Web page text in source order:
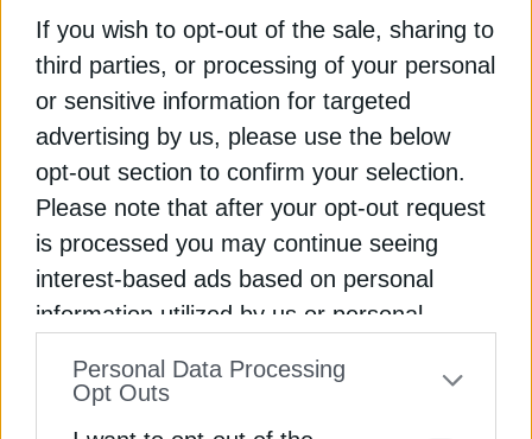
If you wish to opt-out of the sale, sharing to
third parties, or processing of your personal
or sensitive information for targeted
advertising by us, please use the below
opt-out section to confirm your selection.
Please note that after your opt-out request
is processed you may continue seeing
interest-based ads based on personal
information utilized by us or personal
to your opt-out. You may separately opt-out
Personal Data Processing
Opt Outs
Shell Go+ έρχεται να ενισχύσει αυτή την εμπειρία.
Όπως εξήγησε ο marketing manager της Coral
Κώστας Καραγιάννης, το Go+ δεν είναι απλώς μια
αλλαγή ονόματος του παλαιού Smart Club, αλλά
μια πλήρης αναβάθμιση της σχέσης πελάτη –
εταιρείας, που αξιοποιεί δεδομένα,
προσωποποιημένες προσφορές, τεχνολογικά
εργαλεία και νέες συνεργασίες. Πλέον, οι πόντοι
συλλέγονται όχι μόνο από αγορές καυσίμων, αλλά
και από κάθε είδους συναλλαγή στο πρατήριο,
όπως καφέ, πλύσιμο αυτοκινήτου ή προϊόντα mini
market. Οι πελάτες μπορούν να τους
εξαργυρώσουν μέσω της εφαρμογής σε